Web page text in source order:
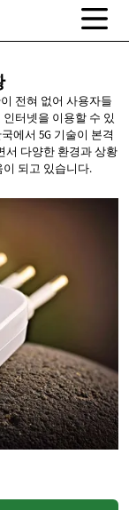
전혀 없어 사용자들
터넷을 이용할 수 있
에서 5G 기술이 본격
서 다양한 환경과 상황
되고 있습니다.